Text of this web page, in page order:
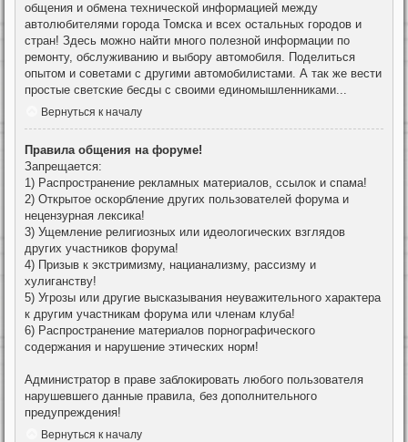
общения и обмена технической информацией между
автолюбителями города Томска и всех остальных городов и
стран! Здесь можно найти много полезной информации по
ремонту, обслуживанию и выбору автомобиля. Поделиться
опытом и советами с другими автомобилистами. А так же вести
простые светские бесды с своими единомышленниками...
Вернуться к началу
Правила общения на форуме!
Запрещается:
1) Распространение рекламных материалов, ссылок и спама!
2) Открытое оскорбление других пользователей форума и
нецензурная лексика!
3) Ущемление религиозных или идеологических взглядов
других участников форума!
4) Призыв к экстримизму, нацианализму, рассизму и
хулиганству!
5) Угрозы или другие высказывания неуважительного характера
к другим участникам форума или членам клуба!
6) Распространение материалов порнографического
содержания и нарушение этических норм!
Администратор в праве заблокировать любого пользователя
нарушевшего данные правила, без дополнительного
предупреждения!
Вернуться к началу